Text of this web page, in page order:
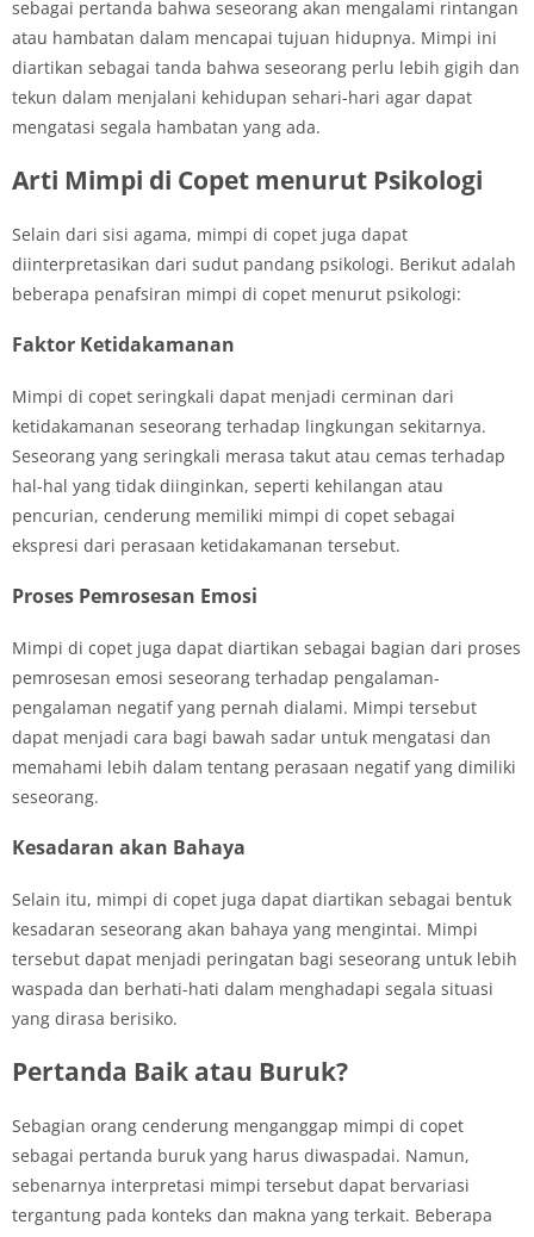
sebagai pertanda bahwa seseorang akan mengalami rintangan
atau hambatan dalam mencapai tujuan hidupnya. Mimpi ini
diartikan sebagai tanda bahwa seseorang perlu lebih gigih dan
tekun dalam menjalani kehidupan sehari-hari agar dapat
mengatasi segala hambatan yang ada.
Arti Mimpi di Copet menurut Psikologi
Selain dari sisi agama, mimpi di copet juga dapat
diinterpretasikan dari sudut pandang psikologi. Berikut adalah
beberapa penafsiran mimpi di copet menurut psikologi:
Faktor Ketidakamanan
Mimpi di copet seringkali dapat menjadi cerminan dari
ketidakamanan seseorang terhadap lingkungan sekitarnya.
Seseorang yang seringkali merasa takut atau cemas terhadap
hal-hal yang tidak diinginkan, seperti kehilangan atau
pencurian, cenderung memiliki mimpi di copet sebagai
ekspresi dari perasaan ketidakamanan tersebut.
Proses Pemrosesan Emosi
Mimpi di copet juga dapat diartikan sebagai bagian dari proses
pemrosesan emosi seseorang terhadap pengalaman-
pengalaman negatif yang pernah dialami. Mimpi tersebut
dapat menjadi cara bagi bawah sadar untuk mengatasi dan
memahami lebih dalam tentang perasaan negatif yang dimiliki
seseorang.
Kesadaran akan Bahaya
Selain itu, mimpi di copet juga dapat diartikan sebagai bentuk
kesadaran seseorang akan bahaya yang mengintai. Mimpi
tersebut dapat menjadi peringatan bagi seseorang untuk lebih
waspada dan berhati-hati dalam menghadapi segala situasi
yang dirasa berisiko.
Pertanda Baik atau Buruk?
Sebagian orang cenderung menganggap mimpi di copet
sebagai pertanda buruk yang harus diwaspadai. Namun,
sebenarnya interpretasi mimpi tersebut dapat bervariasi
tergantung pada konteks dan makna yang terkait. Beberapa